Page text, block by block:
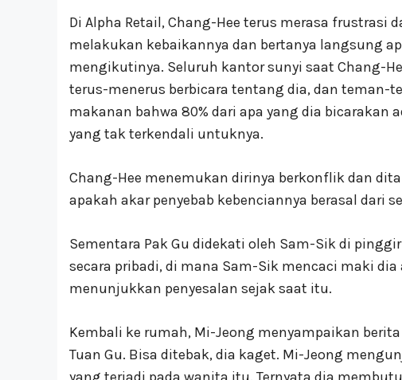
Di Alpha Retail, Chang-Hee terus merasa frustrasi
melakukan kebaikannya dan bertanya langsung
mengikutinya. Seluruh kantor sunyi saat Chang-
terus-menerus berbicara tentang dia, dan teman-
makanan bahwa 80% dari apa yang dia bicarakan
yang tak terkendali untuknya.
Chang-Hee menemukan dirinya berkonflik dan
apakah akar penyebab kebenciannya berasal dari
Sementara Pak Gu didekati oleh Sam-Sik di
secara pribadi, di mana Sam-Sik mencaci maki
menunjukkan penyesalan sejak saat itu.
Kembali ke rumah, Mi-Jeong menyampaikan
Tuan Gu. Bisa ditebak, dia kaget. Mi-Jeong